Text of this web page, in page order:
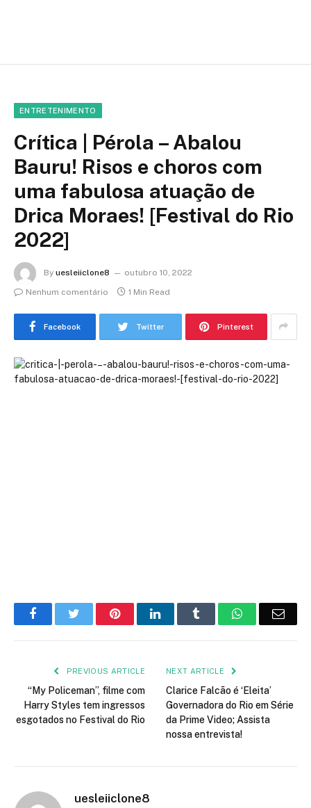
ENTRETENIMENTO
Crítica | Pérola – Abalou
Bauru! Risos e choros com
uma fabulosa atuação de
Drica Moraes! [Festival do Rio
2022]
By uesleiiclone8
outubro 10, 2022
Nenhum comentário
1 Min Read
Facebook Twitter Pinterest
FacebookTwitter PinterestLinkedIn Tumblr WhatsApp
PREVIOUS ARTICLE
“My Policeman”, filme com
Harry Styles tem ingressos
esgotados no Festival do Rio
NEXT ARTICLE
Clarice Falcão é ‘Eleita’
Governadora do Rio em Série
da Prime Video; Assista
nossa entrevista!
uesleiiclone8